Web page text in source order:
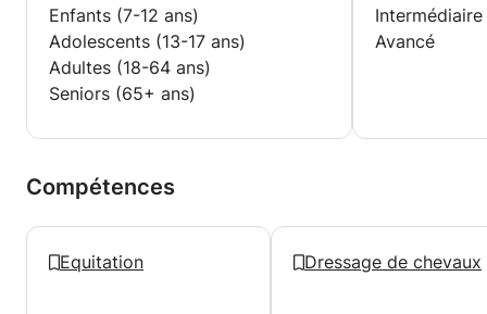
Enfants (7-12 ans)
Adolescents (13-17 ans)
Adultes (18-64 ans)
Seniors (65+ ans)
Intermédiaire
Avancé
Compétences
Equitation Dressage de chevaux